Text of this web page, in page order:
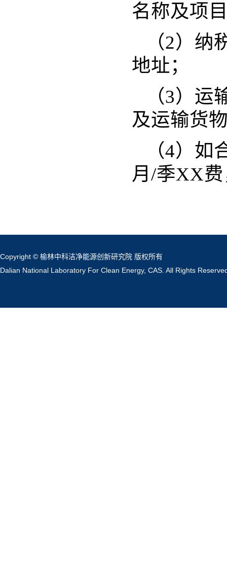
名称及项
（2）
地址；
（3）
及运输货
（4）
月/季XX
Copyright © 榆林中科洁净能源创新研究院 版权所有
Dalian National Laboratory For Clean Energy, CAS. All Rights